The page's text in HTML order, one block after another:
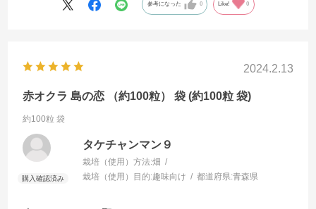
参考になった 0 Like! 0
2024.2.13
赤オクラ 島の恋 （約100粒） 袋 (約100粒 袋)
約100粒 袋
タケチャンマン９
栽培（使用）方法:畑
栽培（使用）目的:趣味向け 都道府県:青森県